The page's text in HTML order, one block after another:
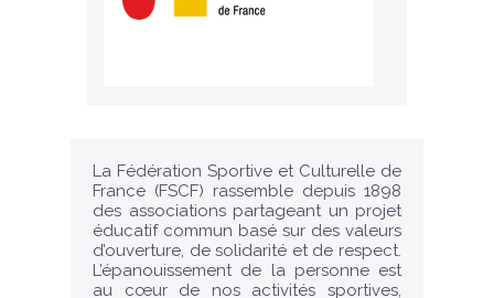
La Fédération Sportive et Culturelle de
France (FSCF) rassemble depuis 1898
des associations partageant un projet
éducatif commun basé sur des valeurs
d’ouverture, de solidarité et de respect.
L’épanouissement de la personne est
au cœur de nos activités sportives,